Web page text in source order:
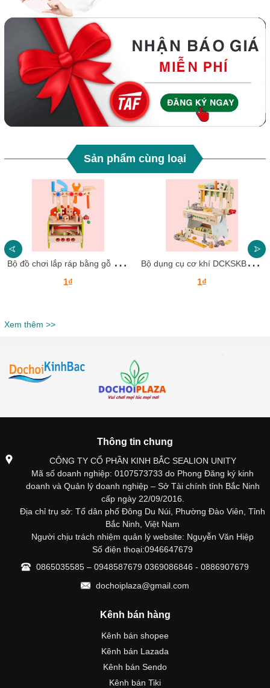
Sản phẩm cùng loại
B
ộ đồ chơi lắp ráp bằng gỗ DCKSKB21 – Khơi nguồn sáng tạo cho trẻ
1₫
B
ộ dụng cụ cơ khí DCKSKB20 – Quà tặng hoàn hảo cho trẻ đam mê sáng tạo
1₫
Xem thêm >>
Thông tin chung
CÔNG TY CỔ PHẦN KINH BẮC SEALION UNITY
Mã số doanh nghiệp: 0107573733 do Phong Đăng ký kinh
doanh và Quản lý doanh nghiệp – Sở Tài chính tỉnh Bắc Ninh
cấp ngày 22/09/2016.
Địa chỉ trụ sở: Tổ dân phố Đông Du Núi, Phường Đào Viên, Tỉnh
Bắc Ninh, Việt Nam
Người chịu trách nhiệm quản lý website: Nguyễn Văn Hiệp
Số điện thoại:0946647679
0865035585 – 0948587679 0369086846 - 0886907679
dochoiplaza@gmail.com
Kênh bán hàng
Kênh bán shopee
Kênh bán Lazada
Kênh bán Sendo
Kênh bán Tiki